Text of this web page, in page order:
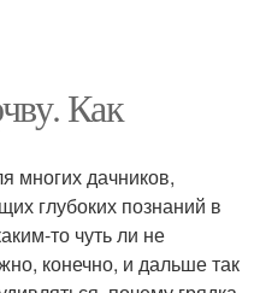
Как
многих дачников,
глубоких познаний в
то чуть ли не
конечно, и дальше так